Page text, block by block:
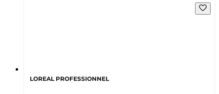
LOREAL PROFESSIONNEL